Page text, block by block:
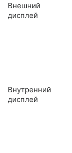
Внешний
дисплей
Внутренний
дисплей